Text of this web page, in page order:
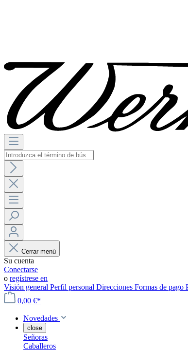
Cerrar menú
Su cuenta
Conectarse
o regístrese en
Visión general Perfil personal Direcciones Formas de pago
0,00 €*
Novedades
close
Señoras
Caballeros